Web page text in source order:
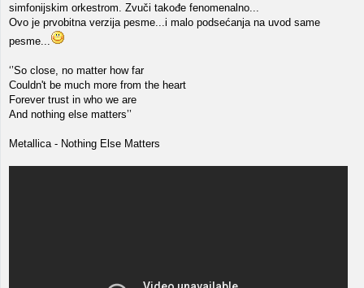
simfonijskim orkestrom. Zvuči takođe fenomenalno...
Ovo je prvobitna verzija pesme...i malo podsećanja na uvod same
pesme...
‘’So close, no matter how far
Couldn't be much more from the heart
Forever trust in who we are
And nothing else matters’’
Metallica - Nothing Else Matters